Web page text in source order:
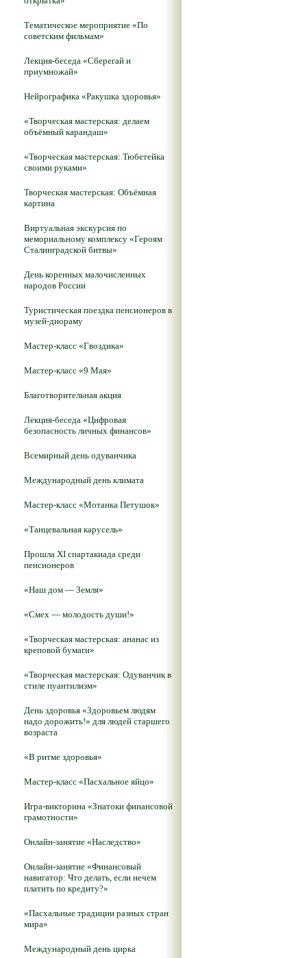
Тематическое мероприятие «По
советским фильмам»
Лекция-беседа «Сберегай и
приумножай»
Нейрографика «Ракушка здоровья»
«Творческая мастерская: делаем
объёмный карандаш»
«Творческая мастерская: Тюбетейка
своими руками»
Творческая мастерская: Объёмная
картина
Виртуальная экскурсия по
мемориальному комплексу «Героям
Сталинградской битвы»
День коренных малочисленных
народов России
Туристическая поездка пенсионеров в
музей-диораму
Мастер-класс «Гвоздика»
Мастер-класс «9 Мая»
Благотворительная акция
Лекция-беседа «Цифровая
безопасность личных финансов»
Всемирный день одуванчика
Международный день климата
Мастер-класс «Мотанка Петушок»
«Танцевальная карусель»
Прошла XI спартакиада среди
пенсионеров
«Наш дом — Земля»
«Смех — молодость души!»
«Творческая мастерская: ананас из
креповой бумаги»
«Творческая мастерская: Одуванчик в
стиле пуантилизм»
День здоровья «Здоровьем людям
надо дорожить!» для людей старшего
возраста
«В ритме здоровья»
Мастер-класс «Пасхальное яйцо»
Игра-викторина «Знатоки финансовой
грамотности»
Онлайн-занятие «Наследство»
Онлайн-занятие «Финансовый
навигатор: Что делать, если нечем
платить по кредиту?»
«Пасхальные традиции разных стран
мира»
Международный день цирка